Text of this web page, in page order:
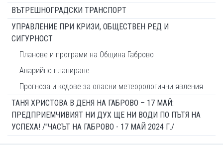
ВЪТРЕШНОГРАДСКИ ТРАНСПОРТ
УПРАВЛЕНИЕ ПРИ КРИЗИ, ОБЩЕСТВЕН РЕД И
СИГУРНОСТ
Планове и програми на Община Габрово
Аварийно планиране
Прогноза и кодове за опасни метеорологични явления
ТАНЯ ХРИСТОВА В ДЕНЯ НА ГАБРОВО – 17 МАЙ:
ПРЕДПРИЕМЧИВИЯТ НИ ДУХ ЩЕ НИ ВОДИ ПО ПЪТЯ НА
УСПЕХА! /"ЧАСЪТ НА ГАБРОВО - 17 МАЙ 2024 Г./